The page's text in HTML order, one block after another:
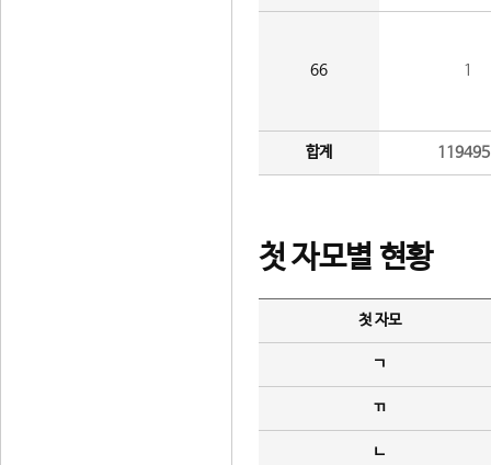
66 1
합계
첫 자모별 현황
첫 자모
ㄱ
ㄲ
ㄴ